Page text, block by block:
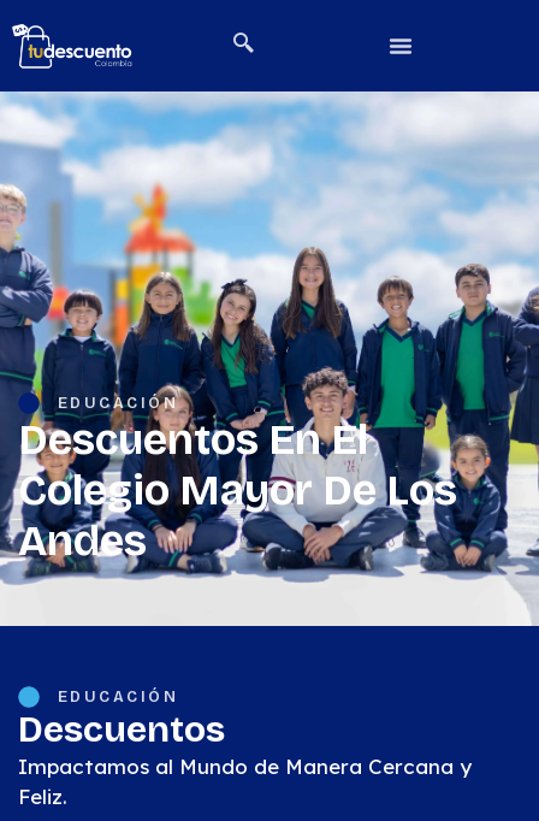
EDUCACIÓN
Descuentos En El
Colegio Mayor De Los
Andes
EDUCACIÓN
Descuentos
Impactamos al Mundo de Manera Cercana y
Feliz.